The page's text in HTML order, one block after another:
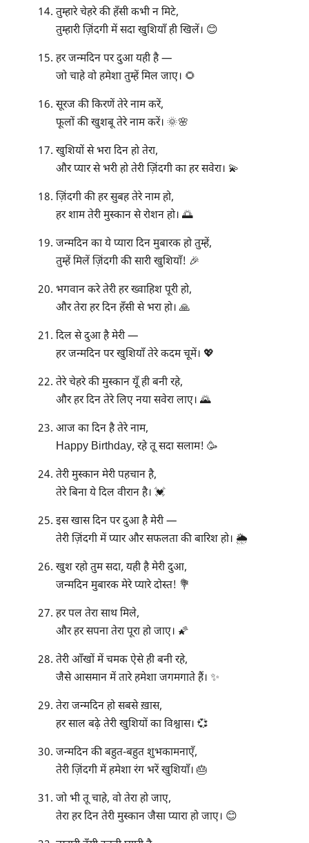
तुम्हारे चेहरे की हँसी कभी न मिटे,
तुम्हारी ज़िंदगी में सदा खुशियाँ ही खिलें। 😊
हर जन्मदिन पर दुआ यही है —
जो चाहे वो हमेशा तुम्हें मिल जाए। 🌻
सूरज की किरणें तेरे नाम करें,
फूलों की खुशबू तेरे नाम करें। 🌞🌸
खुशियों से भरा दिन हो तेरा,
और प्यार से भरी हो तेरी ज़िंदगी का हर सवेरा। 💫
ज़िंदगी की हर सुबह तेरे नाम हो,
हर शाम तेरी मुस्कान से रोशन हो। 🌅
जन्मदिन का ये प्यारा दिन मुबारक हो तुम्हें,
तुम्हें मिलें ज़िंदगी की सारी खुशियाँ! 🎉
भगवान करे तेरी हर ख्वाहिश पूरी हो,
और तेरा हर दिन हँसी से भरा हो। 🙏
दिल से दुआ है मेरी —
हर जन्मदिन पर खुशियाँ तेरे कदम चूमें। 💖
तेरे चेहरे की मुस्कान यूँ ही बनी रहे,
और हर दिन तेरे लिए नया सवेरा लाए। 🌄
आज का दिन है तेरे नाम,
Happy Birthday, रहे तू सदा सलाम! 🥳
तेरी मुस्कान मेरी पहचान है,
तेरे बिना ये दिल वीरान है। 💓
इस खास दिन पर दुआ है मेरी —
तेरी ज़िंदगी में प्यार और सफलता की बारिश हो। 🌦️
खुश रहो तुम सदा, यही है मेरी दुआ,
जन्मदिन मुबारक मेरे प्यारे दोस्त! 💐
हर पल तेरा साथ मिले,
और हर सपना तेरा पूरा हो जाए। 🌠
तेरी आँखों में चमक ऐसे ही बनी रहे,
जैसे आसमान में तारे हमेशा जगमगाते हैं। ✨
तेरा जन्मदिन हो सबसे ख़ास,
हर साल बढ़े तेरी खुशियों का विश्वास। 💞
जन्मदिन की बहुत-बहुत शुभकामनाएँ,
तेरी ज़िंदगी में हमेशा रंग भरें खुशियाँ। 🎂
जो भी तू चाहे, वो तेरा हो जाए,
तेरा हर दिन तेरी मुस्कान जैसा प्यारा हो जाए। 😊